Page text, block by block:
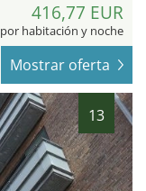
416,77 EUR
por habitación y noche
Mostrar oferta
13